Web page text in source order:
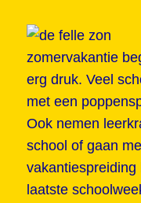
zomervakantie
erg druk. Veel
met een
Ook nemen
school of gaan
laatste